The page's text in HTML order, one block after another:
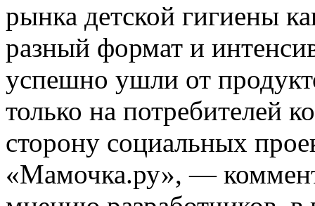
рынка детской гигиены
разный формат и
успешно ушли от
только на потребителей
сторону социальных
«Мамочка.ру», —